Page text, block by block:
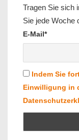
Tragen Sie sich
Sie jede Woche
E-Mail*
Indem Sie
Einwilligung in